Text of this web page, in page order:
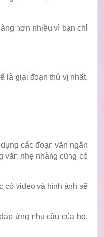
hơn nhiều vì bạn chỉ
là giai đoạn thú vị nhất.
các đoạn văn ngắn
văn nhẹ nhàng cũng có
có video và hình ảnh sẽ
ứng nhu cầu của họ.